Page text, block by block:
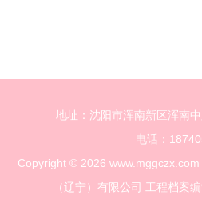
地址：沈阳市浑南新区浑南
电话：
Copyright © 2026 www.mggczx.com
（辽宁）有限公司 工程档案编